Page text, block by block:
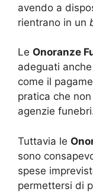
avendo a
rientrano in un
Le Onoranze
adeguati
come il
pratica che
agenzie
Tuttavia le
sono
spese
permettersi di